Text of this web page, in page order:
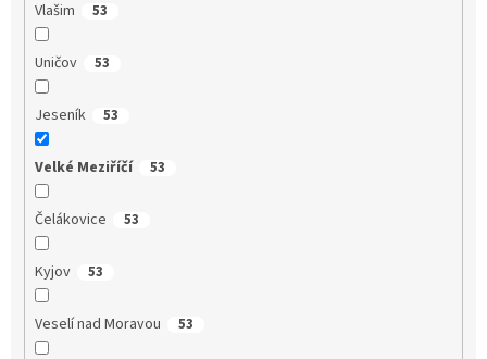
Vlašim 53
Uničov 53
Jeseník 53
Velké Meziříčí 53
Čelákovice 53
Kyjov 53
Veselí nad Moravou 53